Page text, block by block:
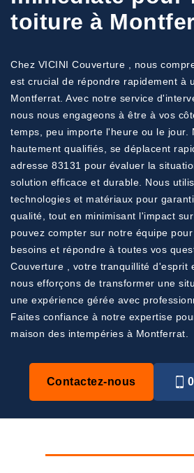
toiture à
Chez VICINI Couverture , nous
est crucial de répondre rapidement à
Montferrat. Avec notre service
nous nous engageons à être à vos
temps, peu importe l'heure ou le jour.
hautement qualifiés, se déplacent
adresse 83131 pour évaluer la
solution efficace et durable. Nous
technologies et matériaux pour
qualité, tout en minimisant l'impact
pouvez compter sur notre équipe
besoins et répondre à toutes vos
Couverture , votre tranquillité d'esprit
nous efforçons de transformer une
une expérience gérée avec
Faites confiance à notre expertise
maison des intempéries à Montferrat.
Contactez-nous